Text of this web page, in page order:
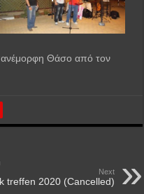
Θάσο από τον
Next
treffen 2020 (Cancelled)